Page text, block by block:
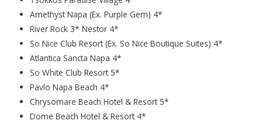
Amethyst Napa (Ех. Purple Gem) 4*
River Rock 3* Nestor 4*
So Nice Club Resort (Ex. So Nice Boutique Suites) 4*
Atlantica Sancta Napa 4*
So White Club Resort 5*
Pavlo Napa Beach 4*
Chrysomare Beach Hotel & Resort 5*
Dome Beach Hotel & Resort 4*